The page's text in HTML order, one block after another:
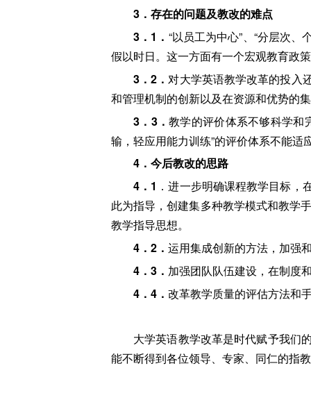
3 ．存在的问题及教改的难点
3 ．1． “以员工为中心”、“分层次
假以时日。这一方面有一个宏观教育政
3 ．2．对大学英语教学改革的投入
和管理机制的创新以及在资源和优势的
3 ．3．教学的评价体系不够科学和
输，轻应用能力训练”的评价体系不能适
4 ．今后教改的思路
4 ．1 ．进一步明确课程教学目标
此为指导，创建集多种教学模式和教学
教学指导思想。
4 ．2． 运用集成创新的方法，加强
4 ．3． 加强团队队伍建设，在制度
4 ．4． 改革教学质量的评估方法和
大学英语教学改革是时代赋予我们
能不断得到各位领导、专家、同仁的指